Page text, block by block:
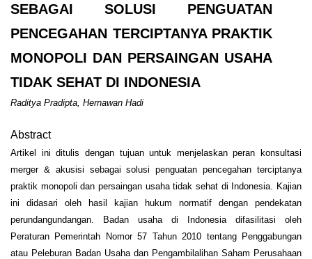
SEBAGAI SOLUSI PENGUATAN
PENCEGAHAN TERCIPTANYA PRAKTIK
MONOPOLI DAN PERSAINGAN USAHA
TIDAK SEHAT DI INDONESIA
Raditya Pradipta, Hernawan Hadi
Abstract
Artikel ini ditulis dengan tujuan untuk menjelaskan peran konsultasi
merger & akusisi sebagai solusi penguatan pencegahan terciptanya
praktik monopoli dan persaingan usaha tidak sehat di Indonesia. Kajian
ini didasari oleh hasil kajian hukum normatif dengan pendekatan
perundangundangan. Badan usaha di Indonesia difasilitasi oleh
Peraturan Pemerintah Nomor 57 Tahun 2010 tentang Penggabungan
atau Peleburan Badan Usaha dan Pengambilalihan Saham Perusahaan